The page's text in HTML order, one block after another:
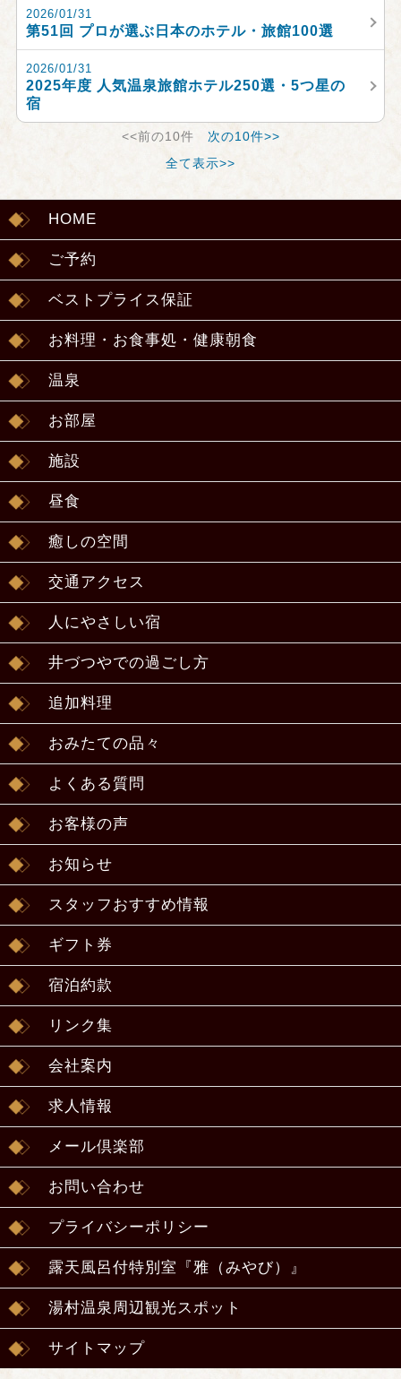
2026/01/31
第51回 プロが選ぶ日本のホテル・旅館100選
2026/01/31
2025年度 人気温泉旅館ホテル250選・5つ星の
宿
<<前の10件 次の10件>>
全て表示>>
HOME
ご予約
ベストプライス保証
お料理・お食事処・健康朝食
温泉
お部屋
施設
昼食
癒しの空間
交通アクセス
人にやさしい宿
井づつやでの過ごし方
追加料理
おみたての品々
よくある質問
お客様の声
お知らせ
スタッフおすすめ情報
ギフト券
宿泊約款
リンク集
会社案内
求人情報
メール倶楽部
お問い合わせ
プライバシーポリシー
露天風呂付特別室『雅（みやび）』
湯村温泉周辺観光スポット
サイトマップ